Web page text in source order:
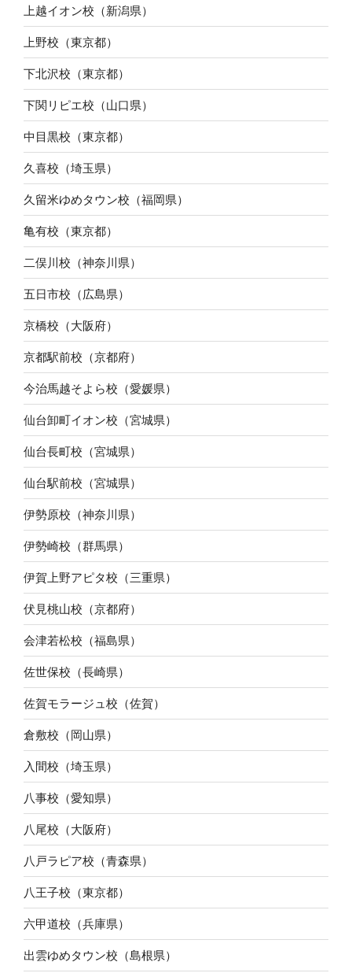
上越イオン校（新潟県）
上野校（東京都）
下北沢校（東京都）
下関リピエ校（山口県）
中目黒校（東京都）
久喜校（埼玉県）
久留米ゆめタウン校（福岡県）
亀有校（東京都）
二俣川校（神奈川県）
五日市校（広島県）
京橋校（大阪府）
京都駅前校（京都府）
今治馬越そよら校（愛媛県）
仙台卸町イオン校（宮城県）
仙台長町校（宮城県）
仙台駅前校（宮城県）
伊勢原校（神奈川県）
伊勢崎校（群馬県）
伊賀上野アピタ校（三重県）
伏見桃山校（京都府）
会津若松校（福島県）
佐世保校（長崎県）
佐賀モラージュ校（佐賀）
倉敷校（岡山県）
入間校（埼玉県）
八事校（愛知県）
八尾校（大阪府）
八戸ラピア校（青森県）
八王子校（東京都）
六甲道校（兵庫県）
出雲ゆめタウン校（島根県）